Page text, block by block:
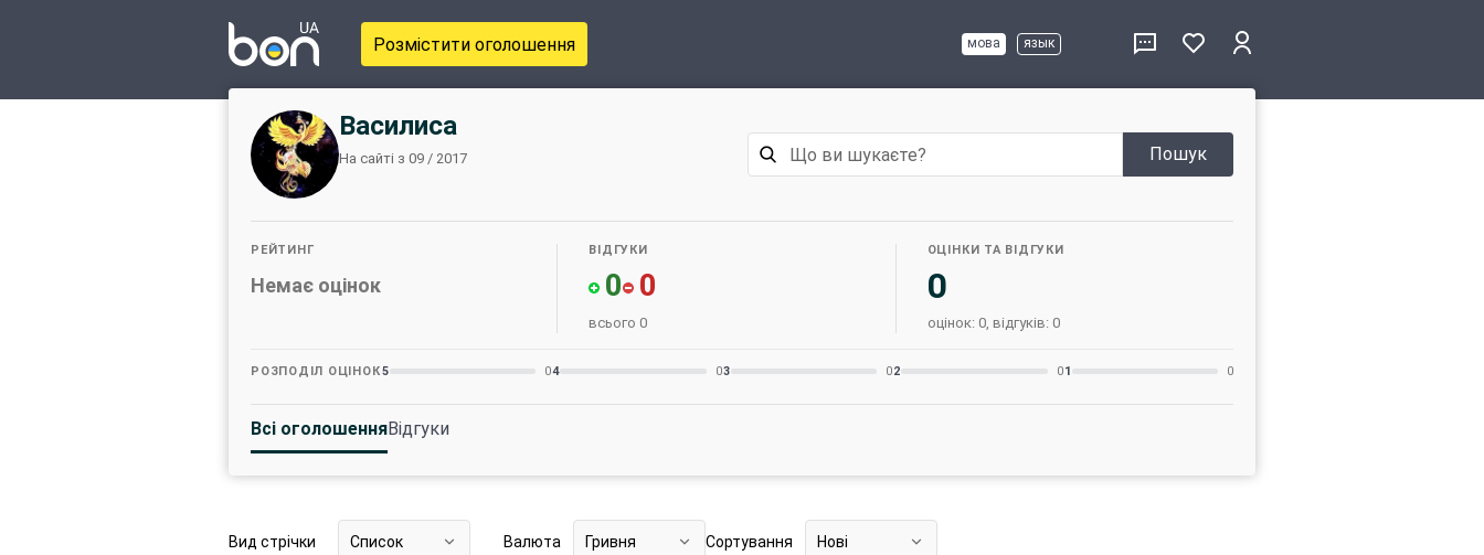
Розмістити оголошення мова язык
Василиса
На сайті з 09 / 2017
РЕЙТИНГ
Немає оцінок
ВІДГУКИ
0 0
всього 0
ОЦІНКИ ТА ВІДГУКИ
0
оцінок: 0, відгуків: 0
РОЗПОДІЛ ОЦІНОК5 04 03 02 01 0
Пошук
Всі оголошенняВідгуки
Вид стрічки Список Валюта Гривня Сортування Нові